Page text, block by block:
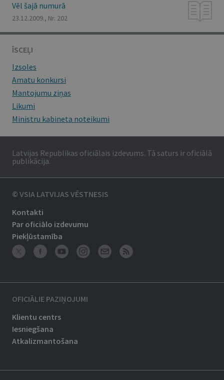
Vēl šajā numurā
23.12.2009., Nr. 202
ĪSCEĻI
Izsoles
Amatu konkursi
Mantojumu ziņas
Likumi
Ministru kabineta noteikumi
Latvijas Republikas oficiālais izdevums. Tā saturs ir oficiālā
publikācija.
© VSIA LATVIJAS VĒSTNESIS
Kontakti
Par oficiālo izdevumu
Piekļūstamība
OFICIĀLIE PAZIŅOJUMI
Klientu centrs
Iesniegšana
Atkalizmantošana